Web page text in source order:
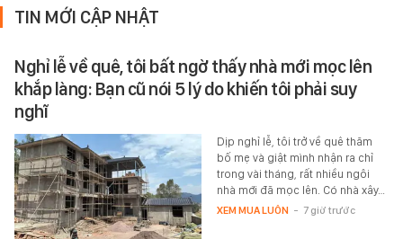
TIN MỚI CẬP NHẬT
Nghỉ lễ về quê, tôi bất ngờ thấy nhà mới mọc lên
khắp làng: Bạn cũ nói 5 lý do khiến tôi phải suy
nghĩ
Dịp nghỉ lễ, tôi trở về quê thăm
bố mẹ và giật mình nhận ra chỉ
trong vài tháng, rất nhiều ngôi
nhà mới đã mọc lên. Có nhà xây…
XEM MUA LUÔN - 7 giờ trước